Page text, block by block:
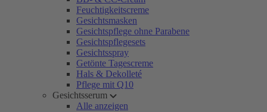
Feuchtigkeitscreme
Gesichtsmasken
Gesichtspflege ohne Parabene
Gesichtspflegesets
Gesichtsspray
Getönte Tagescreme
Hals & Dekolleté
Pflege mit Q10
Gesichtsserum
Alle anzeigen